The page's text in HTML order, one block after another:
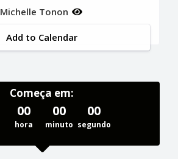
Michelle Tonon
Add to Calendar
Começa em:
00
hora
00
minuto
00
segundo